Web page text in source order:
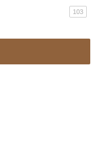
103